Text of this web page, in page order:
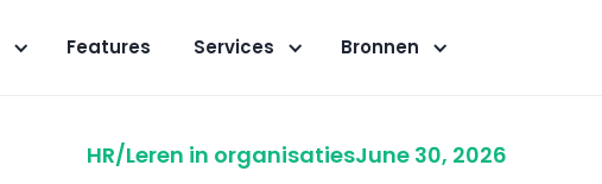
Features Services Bronnen
HR/Leren in organisatiesJune 30, 2026